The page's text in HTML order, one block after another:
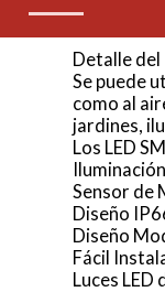
Detalle
Se puede
como al
jardines,
Los LED
Sensor de
Diseño
Diseño
Fácil
Luces LED